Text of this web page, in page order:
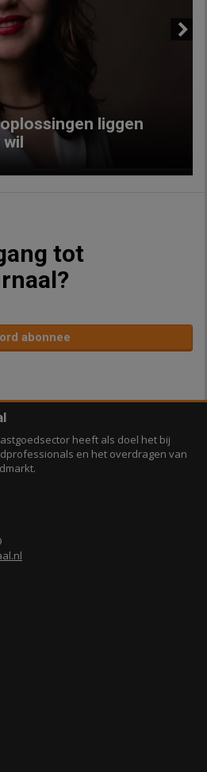
liggen
wil
tot
abonnee
heeft als doel het bij
en het overdragen van